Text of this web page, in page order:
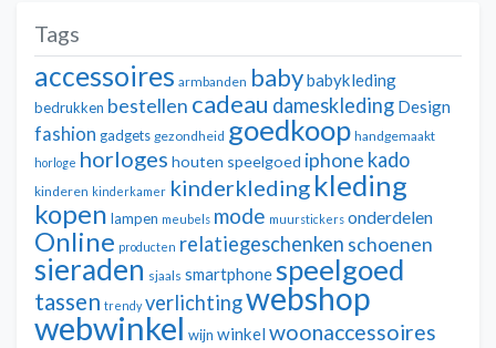
Tags
accessoires armbanden babybabykleding
bedrukken bestellen cadeau dameskleding Design
fashion gadgets gezondheid goedkoop handgemaakt
horloge horloges houten speelgoed iphone kado
kinderen kinderkamer kinderkleding kleding
kopen lampen meubels mode muurstickers onderdelen
Online producten relatiegeschenken schoenen
sieraden sjaals smartphonespeelgoed
tassen trendy verlichtingwebshop
webwinkel wijn winkelwoonaccessoires